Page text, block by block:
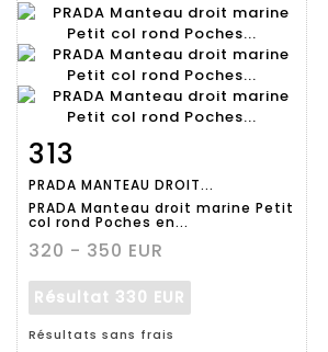
détaillée
313
PRADA MANTEAU DROIT...
PRADA Manteau droit marine Petit
col rond Poches en...
320 - 350 EUR
Résultat 330 EUR
Résultats sans frais